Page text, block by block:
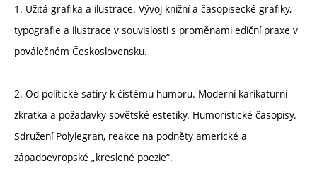
1. Užitá grafika a ilustrace. Vývoj knižní a časopisecké grafiky,
typografie a ilustrace v souvislosti s proměnami ediční praxe v
poválečném Československu.
2. Od politické satiry k čistému humoru. Moderní karikaturní
zkratka a požadavky sovětské estetiky. Humoristické časopisy.
Sdružení Polylegran, reakce na podněty americké a
západoevropské „kreslené poezie“.